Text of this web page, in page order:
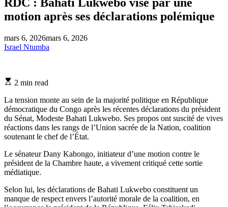
motion après ses déclarations polémique
mars 6, 2026mars 6, 2026
Israel Ntumba
Estimated
time
2 min read
La tension monte au sein de la majorité politique en République
démocratique du Congo après les récentes déclarations du président
du Sénat, Modeste Bahati Lukwebo. Ses propos ont suscité de vives
réactions dans les rangs de l’Union sacrée de la Nation, coalition
soutenant le chef de l’État.
Le sénateur Dany Kabongo, initiateur d’une motion contre le
président de la Chambre haute, a vivement critiqué cette sortie
médiatique.
Selon lui, les déclarations de Bahati Lukwebo constituent un
manque de respect envers l’autorité morale de la coalition, en